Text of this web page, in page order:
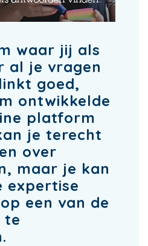
waar jij als
al je vragen
goed,
ontwikkelde
platform
je terecht
over
maar je kan
expertise
een van de
te